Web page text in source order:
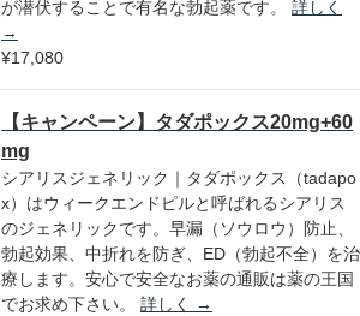
が潜伏することで有名な勃起薬です。 詳しく
→
¥17,080
【キャンペーン】タダポックス20mg+60
mg
シアリスジェネリック｜タダポックス（tadapo
x）はウィークエンドピルと呼ばれるシアリス
のジェネリックです。早漏（ソウロウ）防止、
勃起効果、中折れを防ぎ、ED（勃起不全）を治
療します。安心で安全なお薬の通販は薬の王国
でお求め下さい。 詳しく
→